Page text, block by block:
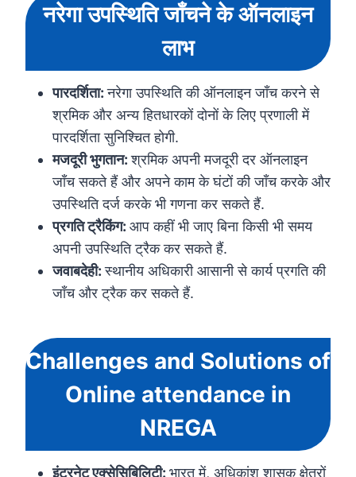
नरेगा उपस्थिति जाँचने के ऑनलाइन
लाभ
पारदर्शिता:नरेगा उपस्थिति की ऑनलाइन जाँच करने से
श्रमिक और अन्य हितधारकों दोनों के लिए प्रणाली में
पारदर्शिता सुनिश्चित होगी.
मजदूरी भुगतान:श्रमिक अपनी मजदूरी दर ऑनलाइन
जाँच सकते हैं और अपने काम के घंटों की जाँच करके और
उपस्थिति दर्ज करके भी गणना कर सकते हैं.
प्रगति ट्रैकिंग: आप कहीं भी जाए बिना किसी भी समय
अपनी उपस्थिति ट्रैक कर सकते हैं.
जवाबदेही:स्थानीय अधिकारी आसानी से कार्य प्रगति की
जाँच और ट्रैक कर सकते हैं.
Challenges and Solutions of
Online attendance in
NREGA
इंटरनेट एक्सेसिबिलिटी: भारत में, अधिकांश शासक क्षेत्रों